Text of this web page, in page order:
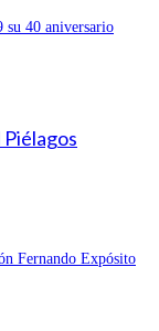
su 40 aniversario
Fernando Expósito